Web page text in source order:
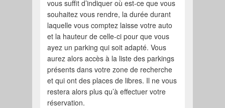
vous suffit d’indiquer où est-ce que vous
souhaitez vous rendre, la durée durant
laquelle vous comptez laisse votre auto
et la hauteur de celle-ci pour que vous
ayez un parking qui soit adapté. Vous
aurez alors accès à la liste des parkings
présents dans votre zone de recherche
et qui ont des places de libres. Il ne vous
restera alors plus qu’à effectuer votre
réservation.